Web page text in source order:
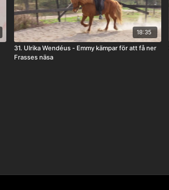
18:35
31. Ulrika Wendéus - Emmy kämpar för att få ner
Frasses näsa